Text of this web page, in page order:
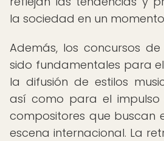
la sociedad en un
Además, los concursos
sido fundamentales para
la difusión de estilos
así como para el
compositores que buscan
escena internacional. La